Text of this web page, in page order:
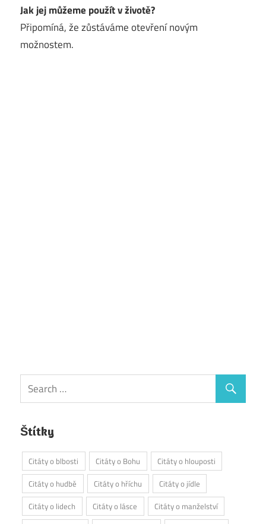
Jak jej můžeme použít v životě?
Připomíná, že zůstáváme otevření novým
možnostem.
Štítky
Citáty o blbosti Citáty o Bohu
Citáty o hlouposti
Citáty o hudbě
Citáty o hříchu
Citáty o jídle
Citáty o lidech
Citáty o lásce
Citáty o manželství